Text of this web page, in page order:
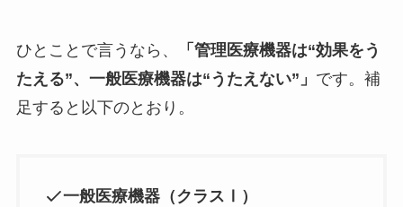
ひとことで言うなら、
「管理医療機器は“効果をう
たえる”、一般医療機器は“うたえない”」 です。補
足すると以下のとおり。
一般医療機器（クラスⅠ）